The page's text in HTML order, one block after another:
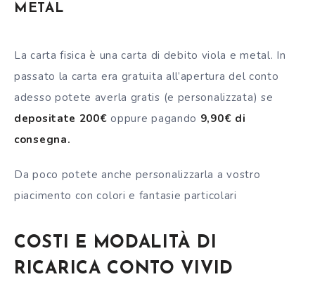
METAL
La carta fisica è unacarta di debito viola e metal. In
passato la carta era gratuita all’apertura del conto
adesso potete averla gratis (e personalizzata) se
depositate 200€ oppure pagando 9,90€ di
consegna.
Da poco potete anche personalizzarla a vostro
piacimento con colori e fantasie particolari
COSTI E MODALITÀ DI
RICARICA CONTO VIVID